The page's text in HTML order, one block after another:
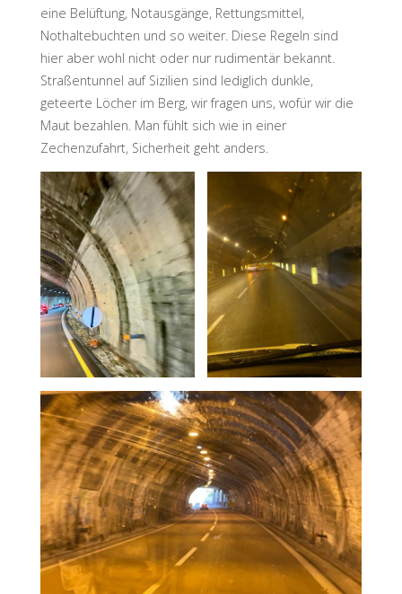
eine Belüftung, Notausgänge, Rettungsmittel,
Nothaltebuchten und so weiter. Diese Regeln sind
hier aber wohl nicht oder nur rudimentär bekannt.
Straßentunnel auf Sizilien sind lediglich dunkle,
geteerte Löcher im Berg, wir fragen uns, wofür wir die
Maut bezahlen. Man fühlt sich wie in einer
Zechenzufahrt, Sicherheit geht anders.